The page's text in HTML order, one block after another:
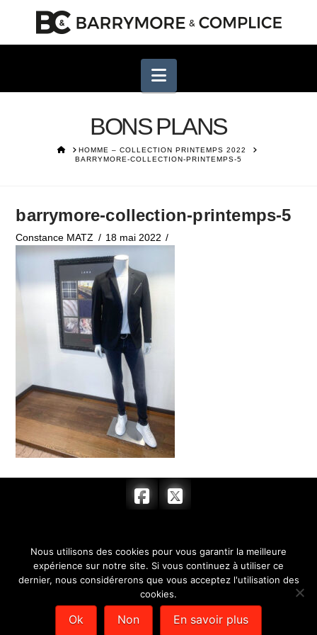
Navigation
BONS PLANS
HOMEHOMME – COLLECTION PRINTEMPS 2022
BARRYMORE-COLLECTION-PRINTEMPS-5
barrymore-collection-printemps-5
Constance MATZ 18 mai 2022
ACCUEIL FEMME
HOMME
ACCESSOIRES
BOUTIQUE
HORAIRES
CONTACT
SIRET : 351 779 384 00012 -
Mentions légales- Création de sites
Nous utilisons des cookies pour vous garantir la meilleure
expérience sur notre site. Si vous continuez à utiliser ce
dernier, nous considérerons que vous acceptez l'utilisation des
cookies.
Ok Non En savoir plus